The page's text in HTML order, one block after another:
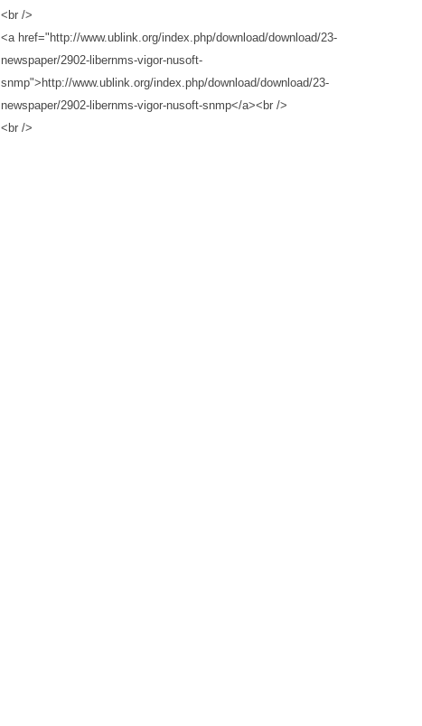
<br />
<a href="http://www.ublink.org/index.php/download/download/23-
newspaper/2902-libernms-vigor-nusoft-
snmp">http://www.ublink.org/index.php/download/download/23-
newspaper/2902-libernms-vigor-nusoft-snmp</a><br />
<br />